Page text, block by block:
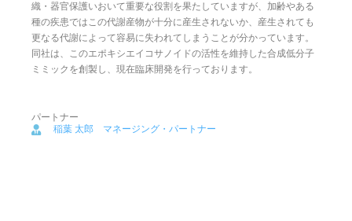
織・器官保護いおいて重要な役割を果たしていますが、加齢やある
種の疾患ではこの代謝産物が十分に産生されないか、産生されても
更なる代謝によって容易に失われてしまうことが分かっています。
同社は、このエポキシエイコサノイドの活性を維持した合成低分子
ミミックを創製し、現在臨床開発を行っております。
パートナー
稲葉 太郎 マネージング・パートナー